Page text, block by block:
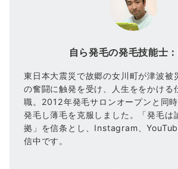
自ら発毛の発毛技能士
東日本大震災で故郷の女川町が津波被
の奮闘に触発を受け、人生ををかける
職。2012年発毛サロンオープンと同
発毛し薄毛を克服しました。「発毛は
拠」を信条とし、Instagram、
信中です。